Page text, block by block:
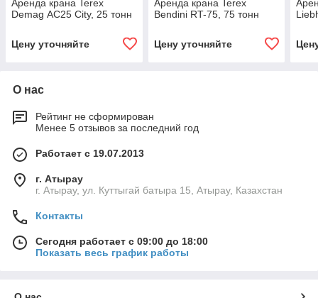
Аренда крана Terex
Demag АС25 City, 25 тонн
Цену уточняйте
Аренда крана Terex
Bendini RT-75, 75 тонн
Цену уточняйте
О нас
Рейтинг не сформирован
Менее 5 отзывов за последний год
Работает с 19.07.2013
г. Атырау
г. Атырау, ул. Куттыгай батыра 15, Атырау, Казахстан
Контакты
Сегодня работает с 09:00 до 18:00
Показать весь график работы